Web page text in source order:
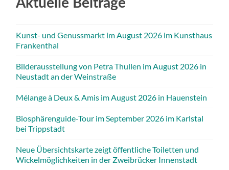
Aktuelle Beiträge
Kunst- und Genussmarkt im August 2026 im Kunsthaus
Frankenthal
Bilderausstellung von Petra Thullen im August 2026 in
Neustadt an der Weinstraße
Mélange à Deux & Amis im August 2026 in Hauenstein
Biosphärenguide-Tour im September 2026 im Karlstal
bei Trippstadt
Neue Übersichtskarte zeigt öffentliche Toiletten und
Wickelmöglichkeiten in der Zweibrücker Innenstadt